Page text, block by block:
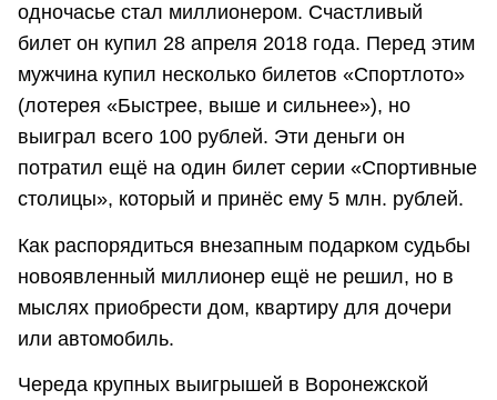
одночасье стал миллионером. Счастливый
билет он купил 28 апреля 2018 года. Перед этим
мужчина купил несколько билетов «Спортлото»
(лотерея «Быстрее, выше и сильнее»), но
выиграл всего 100 рублей. Эти деньги он
потратил ещё на один билет серии «Спортивные
столицы», который и принёс ему 5 млн. рублей.
Как распорядиться внезапным подарком судьбы
новоявленный миллионер ещё не решил, но в
мыслях приобрести дом, квартиру для дочери
или автомобиль.
Череда крупных выигрышей в Воронежской